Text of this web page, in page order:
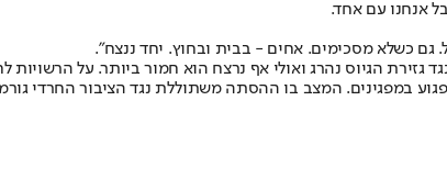
אנחנו עם אחד.
גם כשלא מסכימים. אחים - בבית ובחוץ. יחד ננצח".
הגיוס נהרג ואולי אף נרצח הוא חמור ביותר. על הרשויות
במפגינים. המצב בו ההסתה משתוללת נגד הציבור החרדי